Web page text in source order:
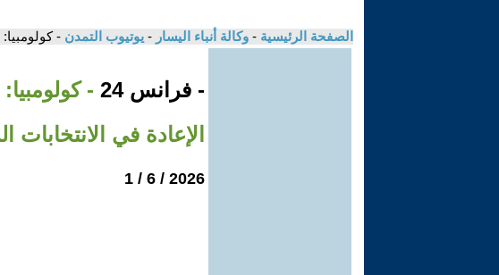
الصفحة الرئيسية - وكالة أنباء اليسار - يوتيوب التمدن -
- فرانس 24
-
الإعادة في الانتخابات
2026 / 6 / 1